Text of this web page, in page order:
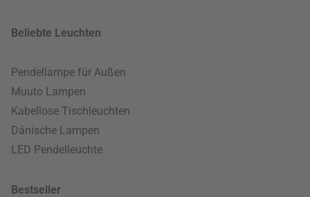
Beliebte Leuchten
Pendellampe für Außen
Muuto Lampen
Kabellose Tischleuchten
Dänische Lampen
LED Pendelleuchte
Bestseller